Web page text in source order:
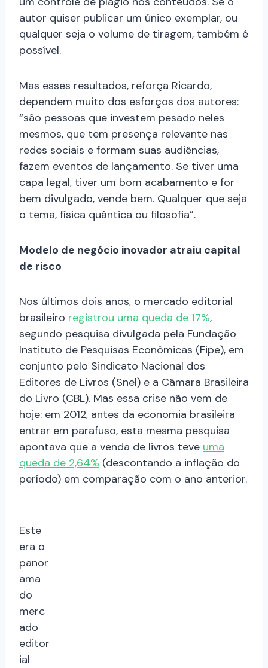
autor quiser publicar um único exemplar, ou
qualquer seja o volume de tiragem, também é
possível.
Mas esses resultados, reforça Ricardo,
dependem muito dos esforços dos autores:
“são pessoas que investem pesado neles
mesmos, que tem presença relevante nas
redes sociais e formam suas audiências,
fazem eventos de lançamento. Se tiver uma
capa legal, tiver um bom acabamento e for
bem divulgado, vende bem. Qualquer que seja
o tema, física quântica ou filosofia”.
Modelo de negócio inovador atraiu capital
de risco
Nos últimos dois anos, o mercado editorial
brasileiro registrou uma queda de 17%,
segundo pesquisa divulgada pela Fundação
Instituto de Pesquisas Econômicas (Fipe), em
conjunto pelo Sindicato Nacional dos
Editores de Livros (Snel) e a Câmara Brasileira
do Livro (CBL). Mas essa crise não vem de
hoje: em 2012, antes da economia brasileira
entrar em parafuso, esta mesma pesquisa
apontava que a venda de livros teve uma
queda de 2,64% (descontando a inflação do
período) em comparação com o ano anterior.
Este
era o
panor
ama
do
merc
ado
editor
ial